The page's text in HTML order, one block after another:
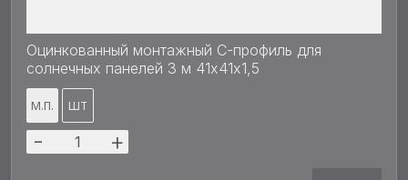
Оцинкованный монтажный С-профиль для
солнечных панелей 3 м 41х41x1,5
М.П. ШТ
- +